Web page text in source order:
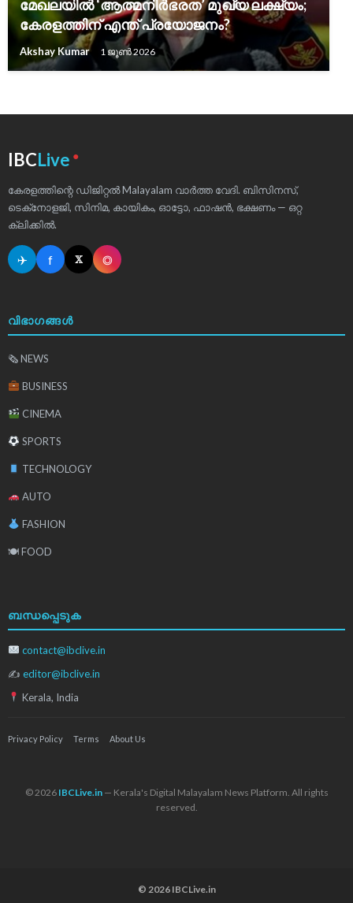
മേഖലയിൽ ‘ആത്മനിർഭരത’ മുഖ്യ ലക്ഷ്യം;
കേരളത്തിന് എന്ത് പ്രയോജനം?
Akshay Kumar 1 ജൂൺ 2026
IBCLive ●
കേരളത്തിന്റെ ഡിജിറ്റൽ Malayalam വാർത്ത വേദി. ബിസിനസ്,
ടെക്‌നോളജി, സിനിമ, കായികം, ഓട്ടോ, ഫാഷൻ, ഭക്ഷണം — ഒറ്റ
ക്ലിക്കിൽ.
✈ f 𝕏 ◎
വിഭാഗങ്ങൾ
🗞 NEWS
BUSINESS
CINEMA
SPORTS
TECHNOLOGY
AUTO
FASHION
🍽 FOOD
ബന്ധപ്പെടുക
contact@ibclive.in
✍ editor@ibclive.in
Kerala, India
Privacy Policy Terms About Us
© 2026 IBCLive.in— Kerala's Digital Malayalam News Platform. All rights
reserved.
© 2026 IBCLive.in